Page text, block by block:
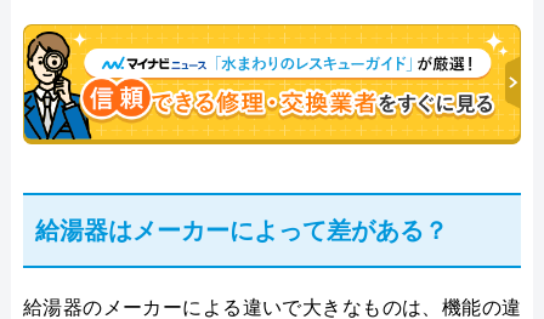
給湯器はメーカーによって差がある？
給湯器のメーカーによる違いで大きなものは、機能の違